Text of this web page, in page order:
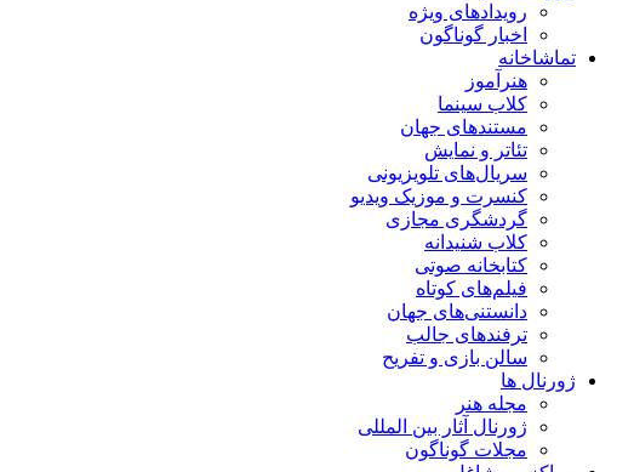
رویدادهای ویژه
اخبار گوناگون
تماشاخانه
هنرآموز
کلاب سینما
مستندهای جهان
تئاتر و نمایش
سریال‌های تلویزیونی
کنسرت و موزیک ویدیو
گردشگری مجازی
کلاب شنیدانه
کتابخانه صوتی
فیلم‌های کوتاه
دانستنی‌های جهان
ترفندهای جالب
سالن بازی و تفریح
ژورنال ها
مجله هنر
ژورنال آثار بین المللی
مجلات گوناگون